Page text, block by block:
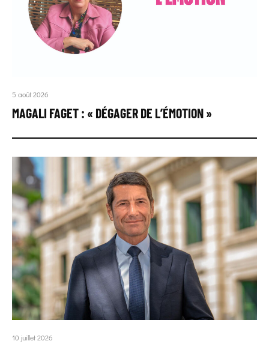
5 août 2026
MAGALI FAGET : « DÉGAGER DE L’ÉMOTION »
10 juillet 2026